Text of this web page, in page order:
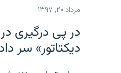
مرداد ۲۰, ۱۳۹۷
در پی درگیری
دیکتاتور» سر